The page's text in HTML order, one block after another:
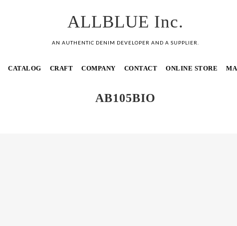
ALLBLUE Inc.
AN AUTHENTIC DENIM DEVELOPER AND A SUPPLIER.
CATALOG CRAFT COMPANY CONTACT ONLINE STORE
AB105BIO